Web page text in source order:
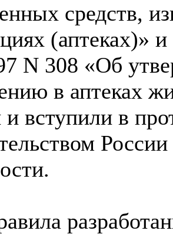
средств,
(аптеках)»
N 308 «Об
в аптеках
и вступили в